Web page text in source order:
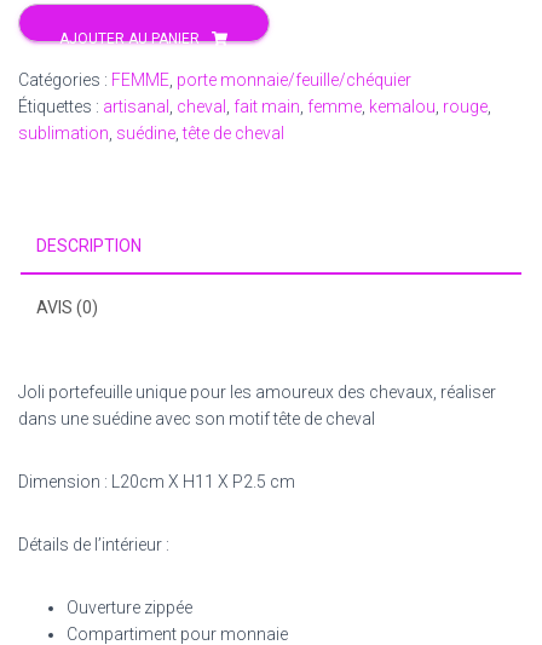
quantité
de
portefeuille
cheval
AJOUTER AU PANIER
Catégories : FEMME porte monnaie/feuille/chéquier
Étiquettes : artisanal cheval fait main femme kemalou rouge
sublimation suédine ,tête de cheval
DESCRIPTION
AVIS (0)
Joli portefeuille unique pour les amoureux des chevaux, réaliser
dans une suédine avec son motif tête de cheval
Dimension : L20cm X H11 X P2.5 cm
Détails de l’intérieur :
Ouverture zippée
Compartiment pour monnaie